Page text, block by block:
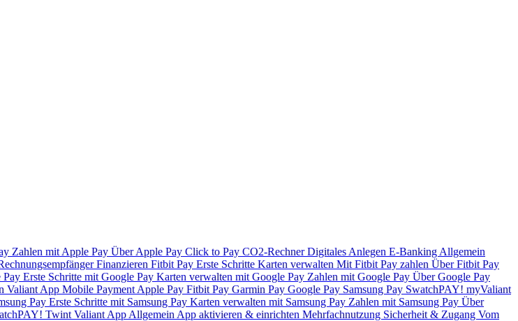
Zahlen mit Apple Pay Über Apple Pay Click to Pay CO2-RechnerDigitales Anlegen E-Banking Allgemein
Finanzieren Fitbit Pay Erste Schritte Karten verwalten Mit Fitbit Pay zahlen Über Fitbit Pay
Pay Erste Schritte mit Google Pay Karten verwalten mit Google Pay Zahlen mit Google Pay Über Google Pay
Valiant App Mobile Payment Apple Pay Fitbit Pay Garmin Pay Google Pay Samsung Pay SwatchPAY! myValiant
Pay Erste Schritte mit Samsung Pay Karten verwalten mit Samsung Pay Zahlen mit Samsung Pay Über
Twint Valiant App Allgemein App aktivieren & einrichten Mehrfachnutzung Sicherheit & Zugang Vom